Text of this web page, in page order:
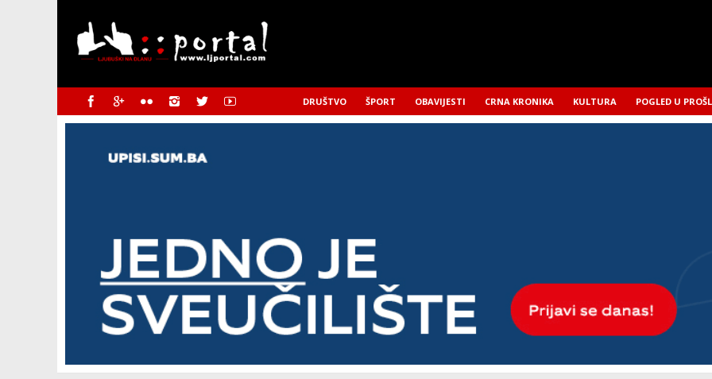
DRUŠTVO ŠPORT OBAVIJESTI CRNA KRONIKA KULTURA POGLED U